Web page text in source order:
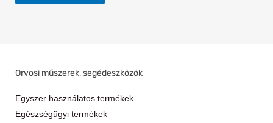
Orvosi műszerek, segédeszközök
Egyszer használatos termékek
Egészségügyi termékek